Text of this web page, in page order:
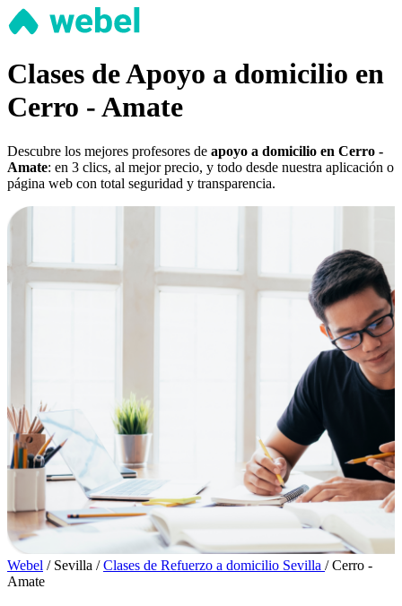
Clases de Apoyo a domicilio en
Cerro - Amate
Descubre los mejores profesores de apoyo a domicilio en Cerro -
Amate: en 3 clics, al mejor precio, y todo desde nuestra aplicación o
página web con total seguridad y transparencia.
Webel / Sevilla / Clases de Refuerzo a domicilio Sevilla / Cerro -
Amate